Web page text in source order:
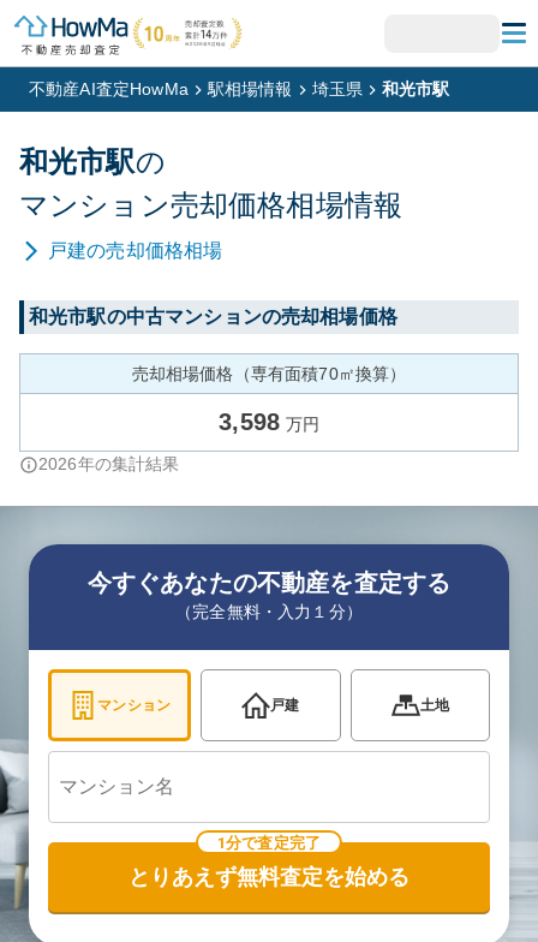
不動産AI査定HowMa 駅相場情報 埼玉県 和光市駅
和光市駅の
マンション売却価格相場情報
戸建の売却価格相場
和光市駅の中古マンションの売却相場価格
売却相場価格（専有面積70㎡換算）
3,598 万円
2026年の集計結果
今すぐあなたの不動産を査定する
（完全無料・入力１分）
マンション 戸建 土地
1分で査定完了
とりあえず無料査定を始める